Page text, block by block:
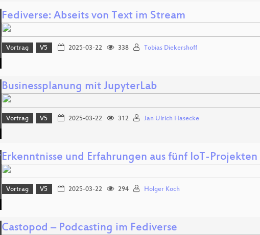
Fediverse: Abseits von Text im Stream
Vortrag V5 2025-03-22 338 Tobias Diekershoff
Businessplanung mit JupyterLab
Vortrag V5 2025-03-22 312 Jan Ulrich Hasecke
Erkenntnisse und Erfahrungen aus fünf IoT-Projekten
Vortrag V5 2025-03-22 294 Holger Koch
Castopod – Podcasting im Fediverse